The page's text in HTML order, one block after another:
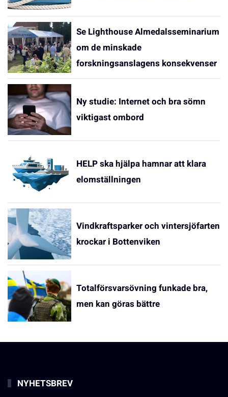
Se Lighthouse Almedalsseminarium
om de minskade
forskningsanslagens konsekvenser
Ny studie: Internet och bra sömn
viktigast ombord
HELP ska hjälpa hamnar att klara
elomställningen
Vindkraftsparker och vintersjöfarten
krockar i Bottenviken
Totalförsvarsövning funkade bra,
men kan göras bättre
NYHETSBREV